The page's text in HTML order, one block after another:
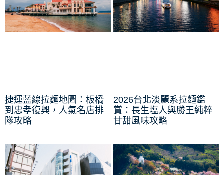
捷運藍線拉麵地圖：板橋
到忠孝復興，人氣名店排
隊攻略
2026台北淡麗系拉麵鑑
賞：長生塩人與勝王純粹
甘甜風味攻略